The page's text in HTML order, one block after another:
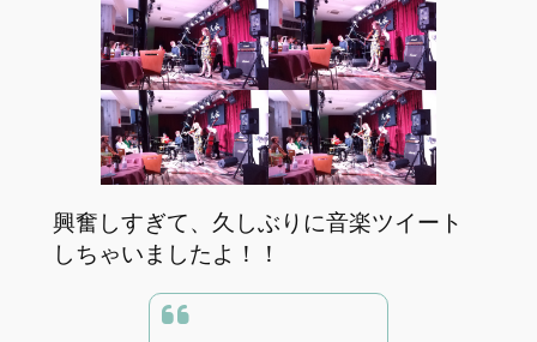
興奮しすぎて、久しぶりに音楽ツイート
しちゃいましたよ！！